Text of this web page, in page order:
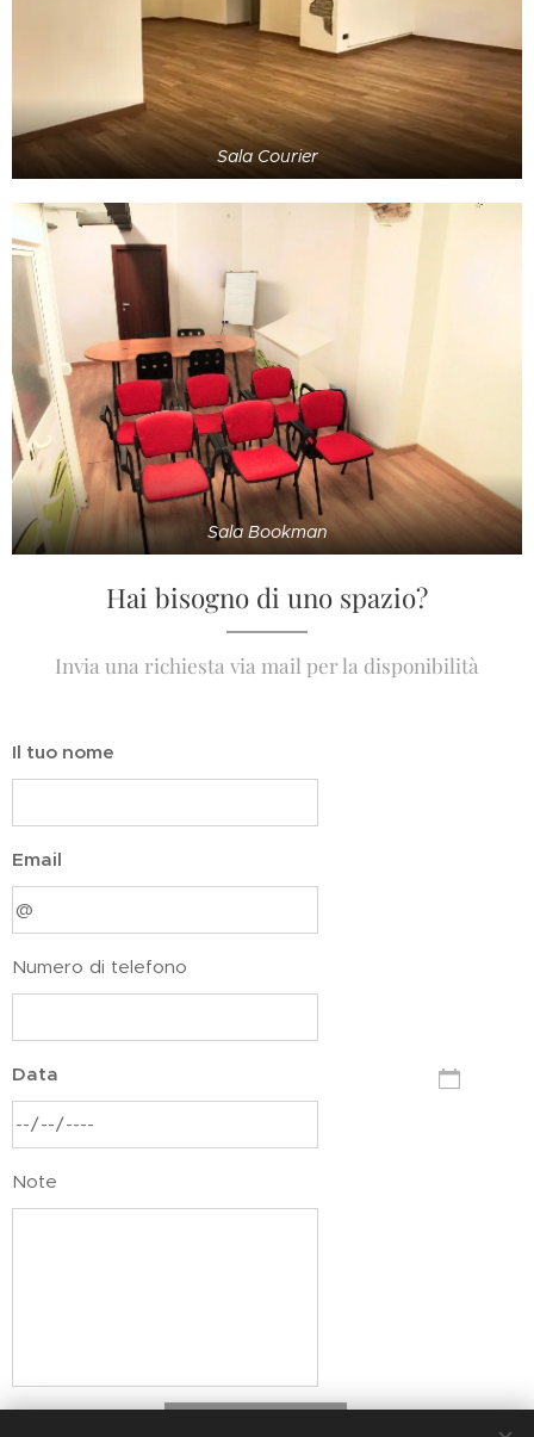
Sala Courier
Sala Bookman
Hai bisogno di uno spazio?
Invia una richiesta via mail per la disponibilità
Il tuo nome
Email
Numero di telefono
Data
Note